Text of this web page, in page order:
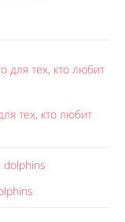
тех, кто любит